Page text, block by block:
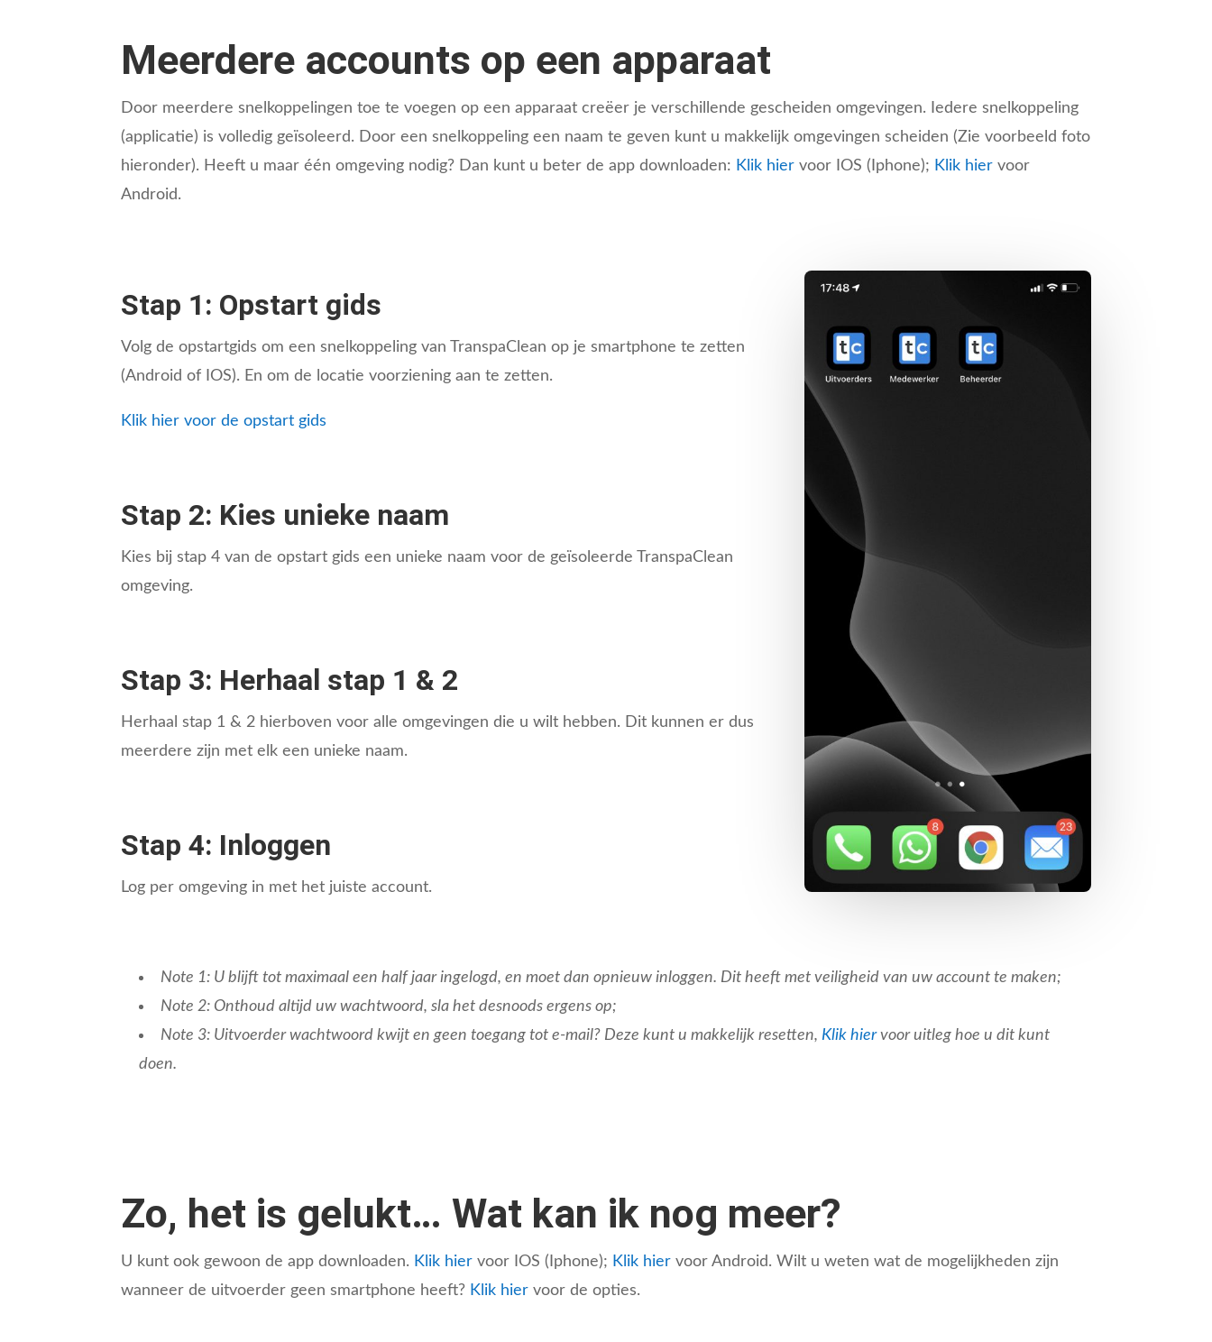
Meerdere accounts op een apparaat
Door meerdere snelkoppelingen toe te voegen op een apparaat creëer je verschillende gescheiden omgevingen. Iedere snelkoppeling
(applicatie) is volledig geïsoleerd. Door een snelkoppeling een naam te geven kunt u makkelijk omgevingen scheiden (Zie voorbeeld foto
hieronder). Heeft u maar één omgeving nodig? Dan kunt u beter de app downloaden: Klik hier voor IOS (Iphone); Klik hier voor
Android.
Stap 1: Opstart gids
Volg de opstartgids om een snelkoppeling van TranspaClean op je smartphone te zetten
(Android of IOS). En om de locatie voorziening aan te zetten.
Klik hier voor de opstart gids
Stap 2: Kies unieke naam
Kies bij stap 4 van de opstart gids een unieke naam voor de geïsoleerde TranspaClean
omgeving.
Stap 3: Herhaal stap 1 & 2
Herhaal stap 1 & 2 hierboven voor alle omgevingen die u wilt hebben. Dit kunnen er dus
meerdere zijn met elk een unieke naam.
Stap 4: Inloggen
Log per omgeving in met het juiste account.
Note 1: U blijft tot maximaal een half jaar ingelogd, en moet dan opnieuw inloggen. Dit heeft met veiligheid van uw account te maken;
Note 2: Onthoud altijd uw wachtwoord, sla het desnoods ergens op;
Note 3: Uitvoerder wachtwoord kwijt en geen toegang tot e-mail? Deze kunt u makkelijk resetten, Klik hiervoor uitleg hoe u dit kunt
doen.
Zo, het is gelukt… Wat kan ik nog meer?
U kunt ook gewoon de app downloaden. Klik hier voor IOS (Iphone); Klik hier voor Android. Wilt u weten wat de mogelijkheden zijn
wanneer de uitvoerder geen smartphone heeft? Klik hier voor de opties.